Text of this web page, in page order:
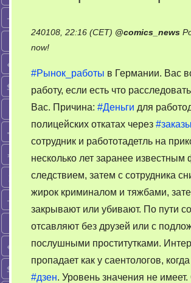
240108, 22:16 (CET) @comics_news
now!on
работы
в
Германии
#Рынок_работы в Германии. Вас
работу, если есть что
Вас. Причина: #Деньги для
полицейских откатах через #заказы
сотрудник и работотадетль на
несколько лет заранее
следствием, затем с сотрудника
жирок криминалом и тяжбами,
закрывают или убивают. По пути
отсавляют без друзей или с
послушными проститутками.
пропадает как у саентологов,
#дзен. Уровень значения не